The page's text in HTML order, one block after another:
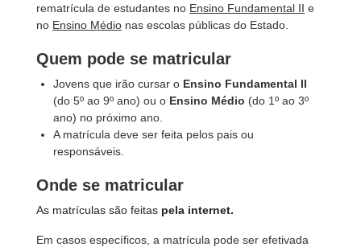
rematrícula de estudantes no Ensino Fundamental II e
no Ensino Médio nas escolas públicas do Estado.
Quem pode se matricular
Jovens que irão cursar o Ensino Fundamental II
(do 5º ao9º ano) ou o Ensino Médio (do 1º ao 3º
ano) no próximo ano.
A matrícula deve ser feita pelos pais ou
responsáveis.
Onde se matricular
As matrículas são feitas pela internet.
Em casos específicos, a matrícula pode ser efetivada